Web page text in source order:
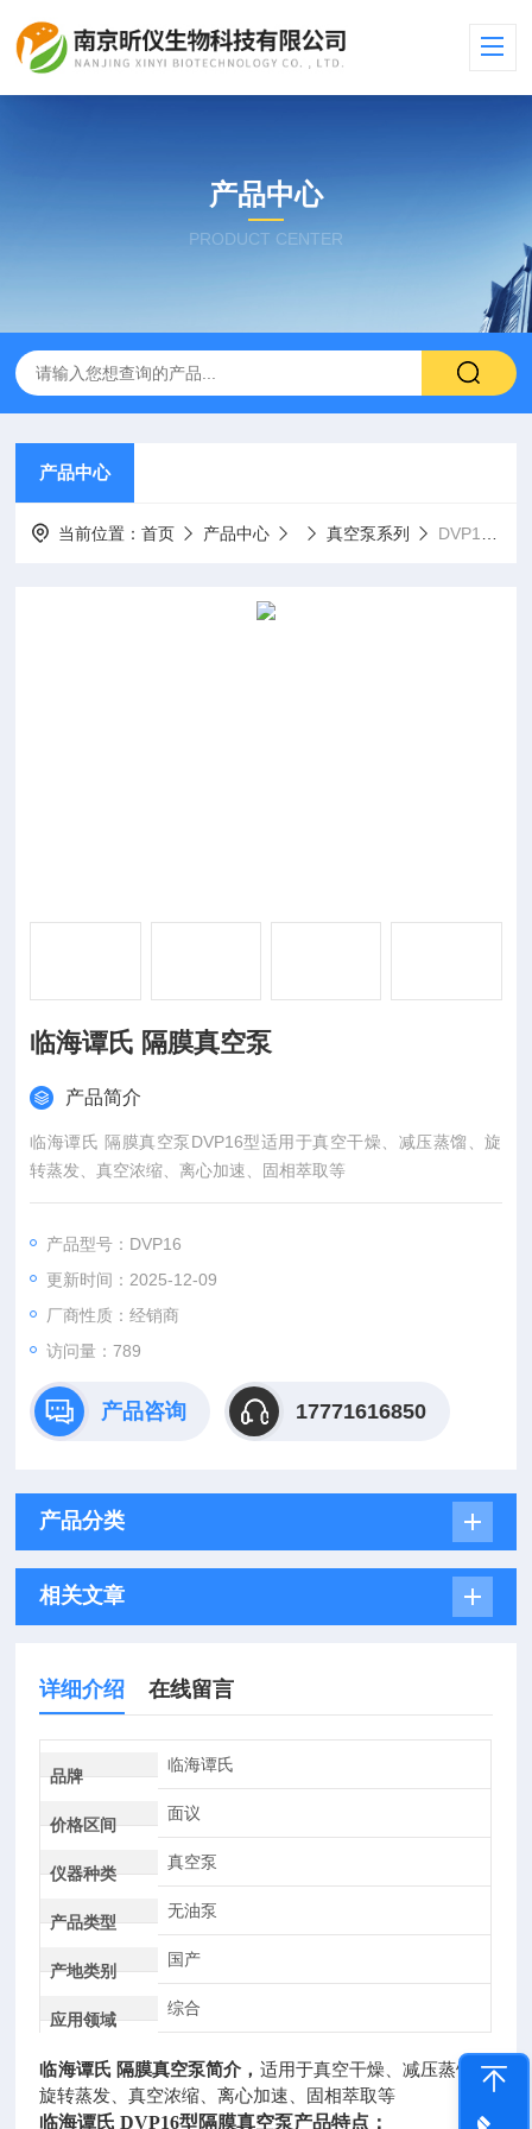
产品中心
PRODUCT CENTER
产品中心
当前位置：首页 产品中心 真空泵系列 DVP16临海谭氏 隔膜真空泵
临海谭氏 隔膜真空泵
产品简介
临海谭氏 隔膜真空泵DVP16型适用于真空干燥、减压蒸馏、旋
转蒸发、真空浓缩、离心加速、固相萃取等
产品型号：DVP16
更新时间：2025-12-09
厂商性质：经销商
访问量：789
产品咨询 17771616850
产品分类
相关文章
详细介绍 在线留言
品牌
临海谭氏
价格区间
面议
仪器种类
真空泵
产品类型
无油泵
产地类别
国产
应用领域
综合
临海谭氏 隔膜真空泵简介， 适用于真空干燥、减压蒸馏、
旋转蒸发、真空浓缩、离心加速、固相萃取等
临海谭氏 DVP16型隔膜真空泵产品特点：